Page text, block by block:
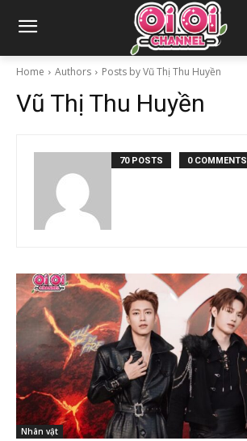
Home Authors Posts by Vũ Thị Thu Huyền
Vũ Thị Thu Huyền
70 POSTS 0 COMMENTS
Nhân vật